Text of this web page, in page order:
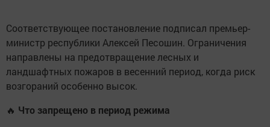
Соответствующее постановление подписал премьер-
министр республики Алексей Песошин. Ограничения
направлены на предотвращение лесных и
ландшафтных пожаров в весенний период, когда риск
возгораний особенно высок.
🔥 Что запрещено в период режима